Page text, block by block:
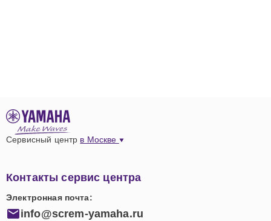
Сервисный центр в Москве
Контакты сервис центра
Электронная почта:
info@screm-yamaha.ru